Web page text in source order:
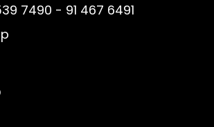
7490 - 91 467 6491